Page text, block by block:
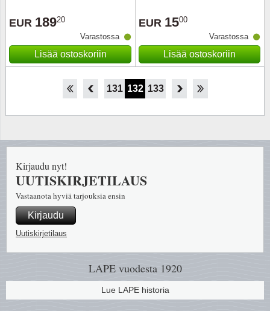
EUR 18920
Varastossa
Lisää ostoskoriin
EUR 1500
Varastossa
Lisää ostoskoriin
129 130 131 132 133 134 135
LAPE vuodesta 1920
Lue LAPE historia
Kirjaudu nyt!
UUTISKIRJETILAUS
Vastaanota hyviä tarjouksia ensin
Kirjaudu
Uutiskirjetilaus